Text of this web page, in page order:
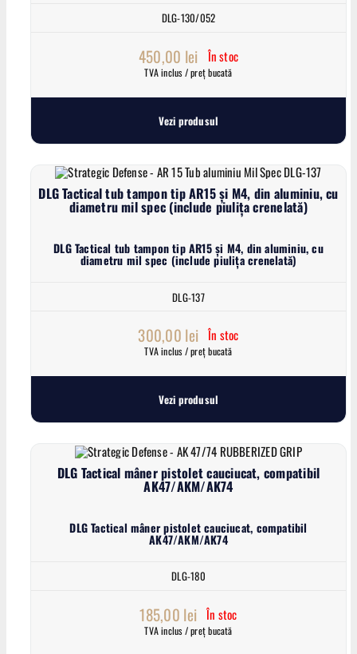
DLG-130/052
450,00 lei În stoc
TVA inclus / preț bucată
Vezi produsul
DLG Tactical tub tampon tip AR15 și M4, din aluminiu, cu
diametru mil spec (include piulița crenelată)
DLG Tactical tub tampon tip AR15 și M4, din aluminiu, cu
diametru mil spec (include piulița crenelată)
DLG-137
300,00 lei În stoc
TVA inclus / preț bucată
Vezi produsul
DLG Tactical mâner pistolet cauciucat, compatibil
AK47/AKM/AK74
DLG Tactical mâner pistolet cauciucat, compatibil
AK47/AKM/AK74
DLG-180
185,00 lei În stoc
TVA inclus / preț bucată